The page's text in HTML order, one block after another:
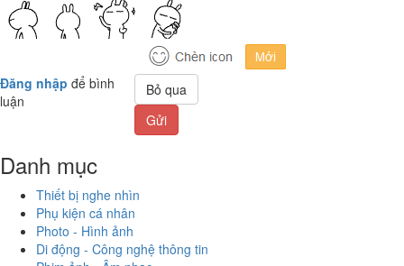
Đăng nhập để bình
luận
Bỏ qua
Gửi
Danh mục
Thiết bị nghe nhìn
Phụ kiện cá nhân
Photo - Hình ảnh
Di động - Công nghệ thông tin